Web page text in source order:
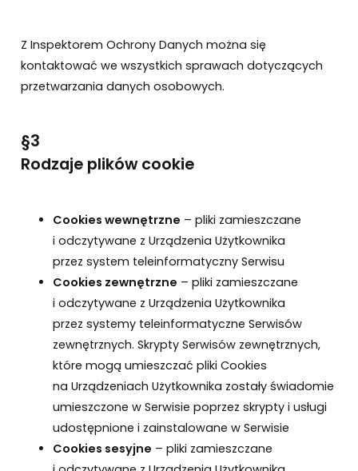
Z Inspektorem Ochrony Danych można się
kontaktować we wszystkich sprawach dotyczących
przetwarzania danych osobowych.
§3
Rodzaje plików cookie
Cookies wewnętrzne – pliki zamieszczane
i odczytywane z Urządzenia Użytkownika
przez system teleinformatyczny Serwisu
Cookies zewnętrzne – pliki zamieszczane
i odczytywane z Urządzenia Użytkownika
przez systemy teleinformatyczne Serwisów
zewnętrznych. Skrypty Serwisów zewnętrznych,
które mogą umieszczać pliki Cookies
na Urządzeniach Użytkownika zostały świadomie
umieszczone w Serwisie poprzez skrypty i usługi
udostępnione i zainstalowane w Serwisie
Cookies sesyjne – pliki zamieszczane